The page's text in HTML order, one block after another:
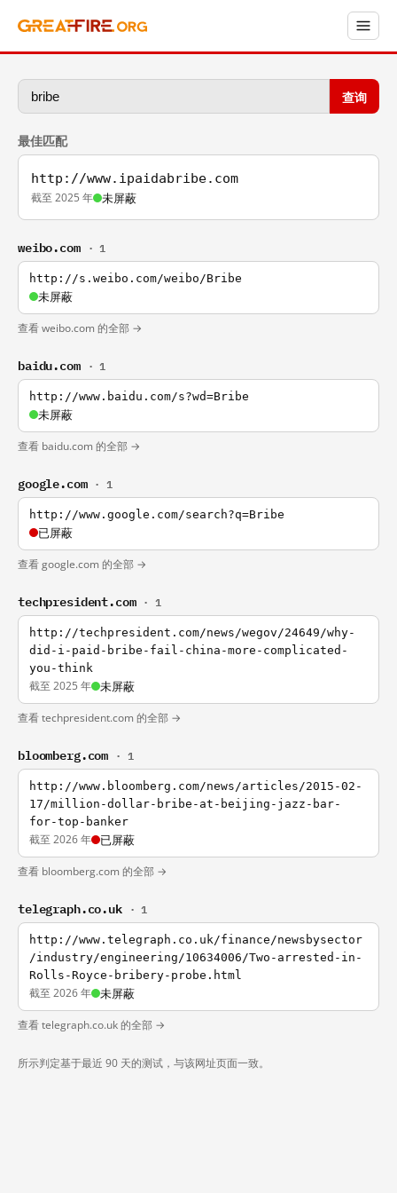
查询
最佳匹配
http://www.ipaidabribe.com
截至 2025 年 未屏蔽
weibo.com · 1
http://s.weibo.com/weibo/Bribe
未屏蔽
查看 weibo.com 的全部 →
baidu.com · 1
http://www.baidu.com/s?wd=Bribe
未屏蔽
查看 baidu.com 的全部 →
google.com · 1
http://www.google.com/search?q=Bribe
已屏蔽
查看 google.com 的全部 →
techpresident.com · 1
http://techpresident.com/news/wegov/24649/why-
did-i-paid-bribe-fail-china-more-complicated-
you-think
截至 2025 年 未屏蔽
查看 techpresident.com 的全部 →
bloomberg.com · 1
http://www.bloomberg.com/news/articles/2015-02-
17/million-dollar-bribe-at-beijing-jazz-bar-
for-top-banker
截至 2026 年 已屏蔽
查看 bloomberg.com 的全部 →
telegraph.co.uk · 1
http://www.telegraph.co.uk/finance/newsbysector
/industry/engineering/10634006/Two-arrested-in-
Rolls-Royce-bribery-probe.html
截至 2026 年 未屏蔽
查看 telegraph.co.uk 的全部 →
所示判定基于最近 90 天的测试，与该网址页面一致。